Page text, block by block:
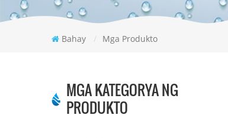
Bahay / Mga Produkto
MGA KATEGORYA NG
PRODUKTO